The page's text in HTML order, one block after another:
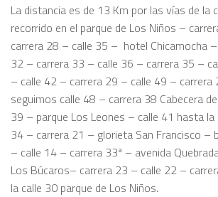
La distancia es de 13 Km por las vías de la
recorrido en el parque de Los Niños –
carrera 28 – calle 35 – hotel Chicamocha
32 – carrera 33 – calle 36 – carrera 35 –
– calle 42 – carrera 29 – calle 49 – carrera
seguimos calle 48 – carrera 38 Cabecera
39 – parque Los Leones – calle 41 hasta
34 – carrera 21 – glorieta San Francisco –
– calle 14 – carrera 33ª – avenida
Los Búcaros– carrera 23 – calle 22 –
la calle 30 parque de Los Niños.